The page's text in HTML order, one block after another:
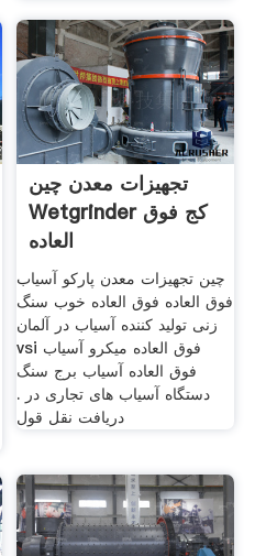
تجهیزات معدن چین
Wetgrinder کج فوق
العاده
چین تجهیزات معدن پارکو آسیاب
فوق العاده فوق العاده خوب سنگ
زنی تولید کننده آسیاب در آلمان
vsi فوق العاده میکرو آسیاب
فوق العاده آسیاب برج سنگ
دستگاه آسیاب های تجاری در .
دریافت نقل قول